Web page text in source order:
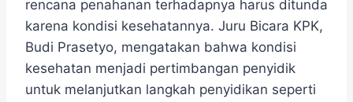
rencana penahanan terhadapnya harus ditunda
karena kondisi kesehatannya. Juru Bicara KPK,
Budi Prasetyo, mengatakan bahwa kondisi
kesehatan menjadi pertimbangan penyidik
untuk melanjutkan langkah penyidikan seperti